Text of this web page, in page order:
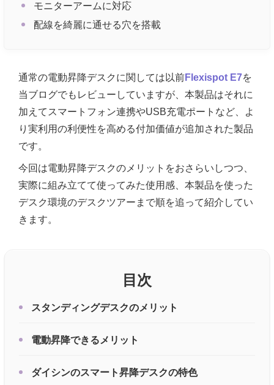
モニターアームに対応
配線を綺麗に通せる穴を搭載
通常の電動昇降デスクに関しては以前Flexispot E7を
当ブログでもレビューしていますが、本製品はそれに
加えてスマートフォン連携やUSB充電ポートなど、よ
り実利用の利便性を高める付加価値が追加された製品
です。
今回は電動昇降デスクのメリットをおさらいしつつ、
実際に組み立てて使ってみた使用感、本製品を使った
デスク環境のデスクツアーまで順を追って紹介してい
きます。
目次
スタンディングデスクのメリット
電動昇降できるメリット
ダイシンのスマート昇降デスクの特色